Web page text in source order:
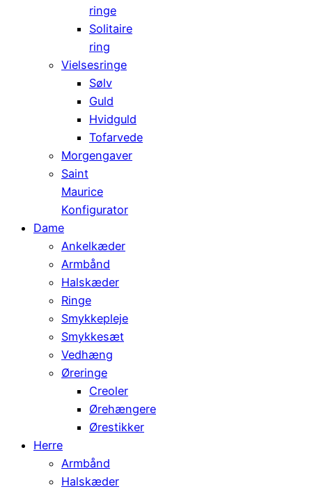
ringe
Solitaire
ring
Vielsesringe
Sølv
Guld
Hvidguld
Tofarvede
Morgengaver
Saint
Maurice
Konfigurator
Dame
Ankelkæder
Armbånd
Halskæder
Ringe
Smykkepleje
Smykkesæt
Vedhæng
Øreringe
Creoler
Ørehængere
Ørestikker
Herre
Armbånd
Halskæder